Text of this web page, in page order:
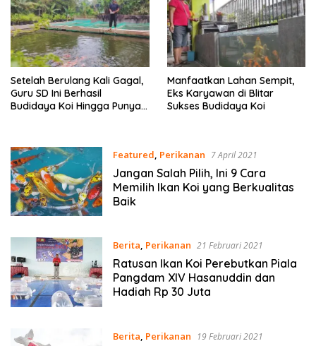
Setelah Berulang Kali Gagal,
Guru SD Ini Berhasil
Budidaya Koi Hingga Punya
Manfaatkan Lahan Sempit,
Eks Karyawan di Blitar
Sukses Budidaya Koi
Featured, Perikanan 7 April 2021
Jangan Salah Pilih, Ini 9 Cara
Memilih Ikan Koi yang Berkualitas
Baik
Berita, Perikanan 21 Februari 2021
Ratusan Ikan Koi Perebutkan Piala
Pangdam XIV Hasanuddin dan
Hadiah Rp 30 Juta
Berita, Perikanan 19 Februari 2021